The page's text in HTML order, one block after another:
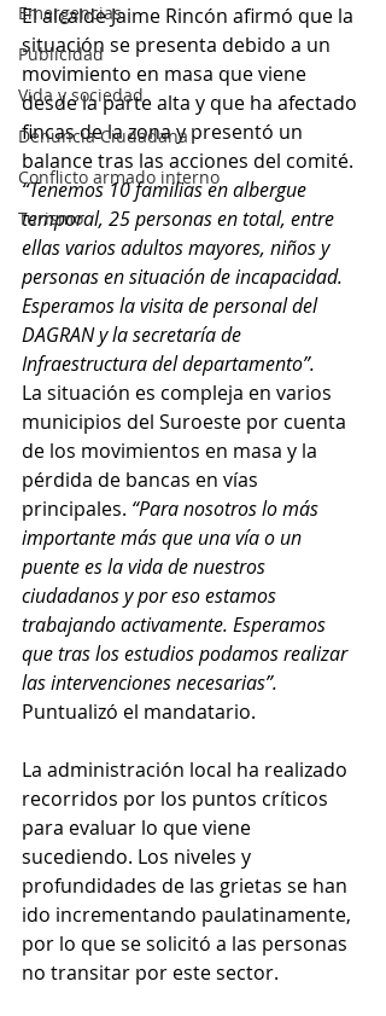
Emergencias
Publicidad
Vida y sociedad
Denuncia Ciudadana
Conflicto armado interno
Turismo
El alcalde Jaime Rincón afirmó que la
situación se presenta debido a un
movimiento en masa que viene
desde la parte alta y que ha afectado
fincas de la zona y presentó un
balance tras las acciones del comité.
“Tenemos 10 familias en albergue
temporal, 25 personas en total, entre
ellas varios adultos mayores, niños y
personas en situación de incapacidad.
Esperamos la visita de personal del
DAGRAN y la secretaría de
Infraestructura del departamento”.
La situación es compleja en varios
municipios del Suroeste por cuenta
de los movimientos en masa y la
pérdida de bancas en vías
principales. “Para nosotros lo más
importante más que una vía o un
puente es la vida de nuestros
ciudadanos y por eso estamos
trabajando activamente. Esperamos
que tras los estudios podamos realizar
las intervenciones necesarias”.
Puntualizó el mandatario.
La administración local ha realizado
recorridos por los puntos críticos
para evaluar lo que viene
sucediendo. Los niveles y
profundidades de las grietas se han
ido incrementando paulatinamente,
por lo que se solicitó a las personas
no transitar por este sector.